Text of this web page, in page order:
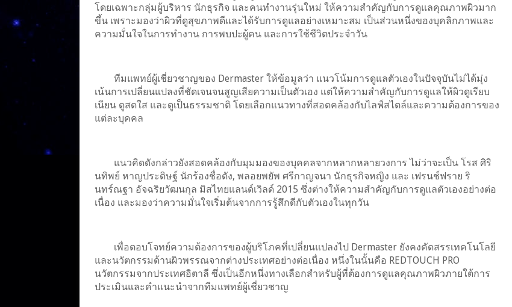
โดยเฉพาะกลุ่มผู้บริหาร นักธุรกิจ และคนทำงานรุ่นใหม่ ให้ความสำคัญกับการดูแลคุณภาพผิวมาก
ขึ้น เพราะมองว่าผิวที่ดูสุขภาพดีและได้รับการดูแลอย่างเหมาะสม เป็นส่วนหนึ่งของบุคลิกภาพและ
ความมั่นใจในการทำงาน การพบปะผู้คน และการใช้ชีวิตประจำวัน
ทีมแพทย์ผู้เชี่ยวชาญของ Dermaster ให้ข้อมูลว่า แนวโน้มการดูแลตัวเองในปัจจุบันไม่ได้มุ่ง
เน้นการเปลี่ยนแปลงที่ชัดเจนจนสูญเสียความเป็นตัวเอง แต่ให้ความสำคัญกับการดูแลให้ผิวดูเรียบ
เนียน ดูสดใส และดูเป็นธรรมชาติ โดยเลือกแนวทางที่สอดคล้องกับไลฟ์สไตล์และความต้องการของ
แต่ละบุคคล
แนวคิดดังกล่าวยังสอดคล้องกับมุมมองของบุคคลจากหลากหลายวงการ ไม่ว่าจะเป็น โรส ศิริ
นทิพย์ หาญประดิษฐ์ นักร้องชื่อดัง, พลอยพยัพ ศรีกาญจนา นักธุรกิจหญิง และ เฟรนช์ฟราย ริ
นทร์ณฐา อัจฉริยวัฒนกุล มิสไทยแลนด์เวิลด์ 2015 ซึ่งต่างให้ความสำคัญกับการดูแลตัวเองอย่างต่อ
เนื่อง และมองว่าความมั่นใจเริ่มต้นจากการรู้สึกดีกับตัวเองในทุกวัน
เพื่อตอบโจทย์ความต้องการของผู้บริโภคที่เปลี่ยนแปลงไป Dermaster ยังคงคัดสรรเทคโนโลยี
และนวัตกรรมด้านผิวพรรณจากต่างประเทศอย่างต่อเนื่อง หนึ่งในนั้นคือ REDTOUCH PRO
นวัตกรรมจากประเทศอิตาลี ซึ่งเป็นอีกหนึ่งทางเลือกสำหรับผู้ที่ต้องการดูแลคุณภาพผิวภายใต้การ
ประเมินและคำแนะนำจากทีมแพทย์ผู้เชี่ยวชาญ